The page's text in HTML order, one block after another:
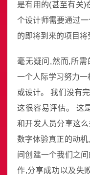
是有用的(甚至有关)
个设计师需要通过
的即将到来的项目将
毫无疑问,然而,所需
一个人际学习努力
或设计。 我们没有
这很容易评估。 这
和开发人员分享这
数字体验真正的动
间创建一个我们之
作,分享成功以及失